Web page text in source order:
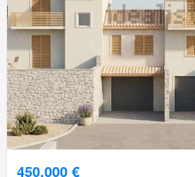
450.000 €